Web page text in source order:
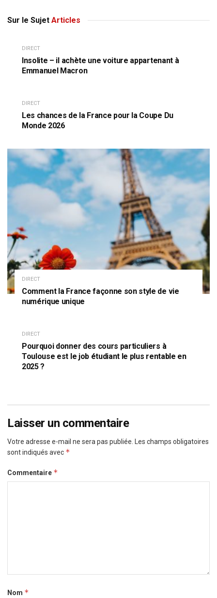
Sur le Sujet Articles
DIRECT
Insolite – il achète une voiture appartenant à
Emmanuel Macron
DIRECT
Les chances de la France pour la Coupe Du
Monde 2026
DIRECT
Comment la France façonne son style de vie
numérique unique
DIRECT
Pourquoi donner des cours particuliers à
Toulouse est le job étudiant le plus rentable en
2025 ?
Laisser un commentaire
Votre adresse e-mail ne sera pas publiée.
Les champs obligatoires
sont indiqués avec *
Commentaire *
Nom *